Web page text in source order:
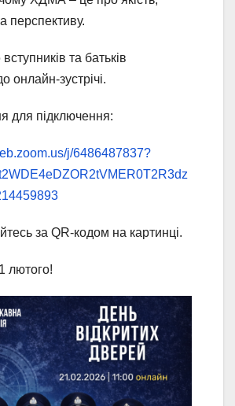
перспективу.
та батьків
онлайн-зустрічі.
для підключення:
j/6486487837?
за QR-кодом на картинці.
лютого!